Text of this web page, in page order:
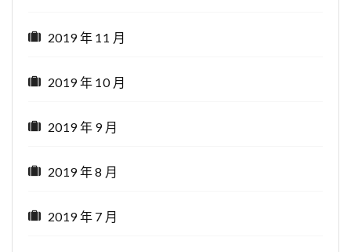
2019 年 11 月
2019 年 10 月
2019 年 9 月
2019 年 8 月
2019 年 7 月